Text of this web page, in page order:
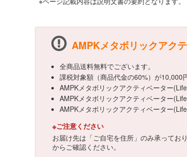
AMPKメタボリックアク
全商品送料無料でございます。
課税対象額（商品代金の60%）が10,000
AMPKメタボリックアクティベーター
AMPKメタボリックアクティベーター
AMPKメタボリックアクティベーター
※ご注意ください
お届け先は「ご自宅を住所」のみ承ってお
からご確認ください。